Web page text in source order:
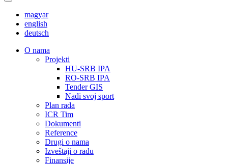
magyar
english
deutsch
О nama
Projekti
HU-SRB IPA
RO-SRB IPA
Tender GIS
Nađi svoj sport
Plan rada
ICR Tim
Dokumenti
Reference
Drugi o nama
Izveštaji o radu
Finansije